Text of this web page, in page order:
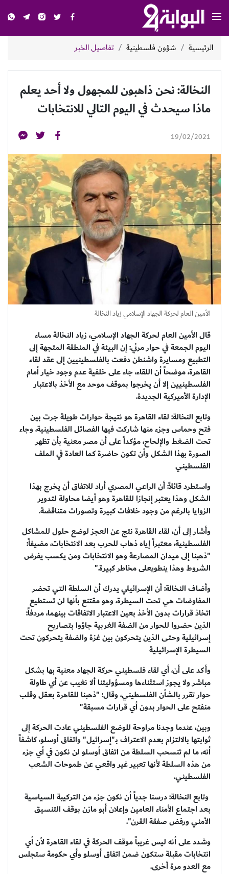
الرئيسية شؤون فلسطينية تفاصيل الخبر
النخالة: نحن ذاهبون للمجهول ولا أحد يعلم
ماذا سيحدث في اليوم التالي للانتخابات
19/02/2021
الأمين العام لحركة الجهاد الإسلامي زياد النخالة
قال الأمين العام لحركة الجهاد الإسلامي، زياد النخالة مساء
اليوم الجمعة في حوار مرئي: إن البيئة في المنطقة المتجهة إلى
التطبيع ومسايرة واشنطن دفعت بالفلسطينيين إلى عقد لقاء
القاهرة، موضحاً أن اللقاء، جاء على خلفية عدم وجود خيار أمام
الفلسطينيين إلا أن يخرجوا بموقف موحد مع الأخذ بالاعتبار
الإدارة الأميركية الجديدة.
وتابع النخالة: لقاء القاهرة هو نتيجة حوارات طويلة جرت بين
فتح وحماس وجزء منها شاركت فيها الفصائل الفلسطينية، وجاء
تحت الضغط والإلحاح، مؤكداً على أن مصر معنية بأن تظهر
الصورة بهذا الشكل وأن تكون حاضرة كما العادة في الملف
الفلسطيني
واستطرد قائلاً: أن الراعي المصري أراد للاتفاق أن يخرج بهذا
الشكل وهذا يعتبر إنجازا للقاهرة وهو أيضا محاولة لتدوير
الزوايا بالرغم من وجود خلافات كبيرة وتصورات متناقضة.
وأشار إلى أن، لقاء القاهرة نتج عن العجز لوضع حلول للمشاكل
الفلسطينية، معتبراً إياه ذهاب للحرب بعد الانتخابات، مضيفاً:
"ذهبنا إلى ميدان المصارعة وهو الانتخابات ومن يكسب يفرض
الشروط وهذا ينطويعلى مخاطر كبيرة."
وأضاف النخالة: أن الإسرائيلي يدرك أن السلطة التي تحضر
المفاوضات هي تحت السيطرة، وهو مقتنع بأنها لن تستطيع
اتخاذ قرارات بدون الأخذ بعين الاعتبار الاتفاقات بينهما، مردفاً:
الذين حضروا للحوار من الضفة الغربية جاؤوا بتصاريح
إسرائيلية وحتى الذين يتحركون بين غزة والضفة يتحركون تحت
السيطرة الإسرائيلية
وأكد على أن، أي لقاء فلسطيني حركة الجهاد معنية بها بشكل
مباشر ولا يجوز استثناءها ومسؤوليتنا ألا نغيب عن أي طاولة
حوار تقرر بالشأن الفلسطيني، وقال: "ذهبنا للقاهرة بعقل وقلب
منفتح على الحوار بدون أي قرارات مسبقة"
وبين، عندما وجدنا مراوحة للوضع الفلسطيني عادت الحركة إلى
ثوابتها بالالتزام بعدم الاعتراف بـ"إسرائيل" واتفاق أوسلو، كاشفاً
أنه، ما لم تنسحب السلطة من اتفاق أوسلو لن نكون في أي جزء
من هذه السلطة لأنها تعبير غير واقعي عن طموحات الشعب
الفلسطيني.
وتابع النخالة: درسنا جدياً أن نكون جزء من التركيبة السياسية
بعد اجتماع الأمناء العامين وإعلان أبو مازن بوقف التنسيق
الأمني ورفض صفقة القرن".
وشدد على أنه ليس غريباً موقف الحركة في لقاء القاهرة لأن أي
انتخابات مقبلة ستكون ضمن اتفاق أوسلو وأي حكومة ستجلس
مع العدو مرة أخرى.